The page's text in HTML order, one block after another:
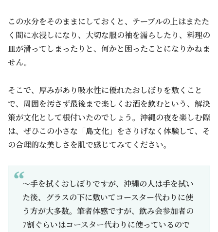
この水分をそのままにしておくと、テーブルの上はまたた
く間に水浸しになり、大切な服の袖を濡らしたり、料理の
皿が滑ってしまったりと、何かと困ったことになりかねま
せん。
そこで、厚みがあり吸水性に優れたおしぼりを敷くこと
で、周囲を汚さず最後まで楽しくお酒を飲むという、解決
策が文化として根付いたのでしょう。沖縄の夜を楽しむ際
は、ぜひこの小さな「島文化」をさりげなく体験して、そ
の合理的な美しさを肌で感じてみてください。
～手を拭くおしぼりですが、沖縄の人は手を拭い
た後、グラスの下に敷いてコースター代わりに使
う方が大多数。筆者体感ですが、飲み会参加者の
7割ぐらいはコースター代わりに使っているので